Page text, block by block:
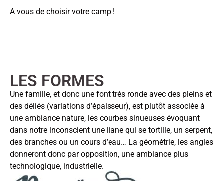
A vous de choisir votre camp !
LES FORMES
Une famille, et donc une font très ronde avec des pleins et
des déliés (variations d’épaisseur), est plutôt associée à
une ambiance nature, les courbes sinueuses évoquant
dans notre inconscient une liane qui se tortille, un serpent,
des branches ou un cours d’eau… La géométrie, les angles
donneront donc par opposition, une ambiance plus
technologique, industrielle.